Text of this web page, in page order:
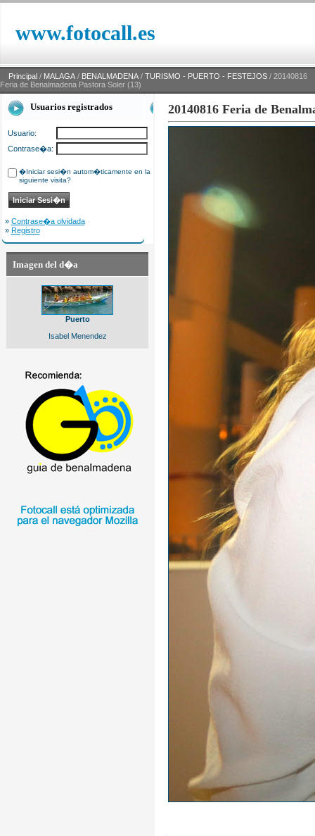
www.fotocall.es
Principal / MALAGA / BENALMADENA / TURISMO - PUERTO - FESTEJOS / 20140816
Feria de Benalmadena Pastora Soler (13)
Usuarios registrados
Usuario:
Contrase�a:
�Iniciar sesi�n autom�ticamente en la
siguiente visita?
» Contrase�a olvidada
» Registro
Imagen del d�a
Puerto
Isabel Menendez
20140816 Feria de